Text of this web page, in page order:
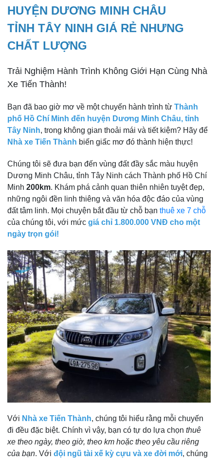
HUYỆN DƯƠNG MINH CHÂU
TỈNH TÂY NINH GIÁ RẺ NHƯNG
CHẤT LƯỢNG
Trải Nghiệm Hành Trình Không Giới Hạn Cùng Nhà
Xe Tiến Thành!
Bạn đã bao giờ mơ về một chuyến hành trình từ Thành
phố Hồ Chí Minh đến huyện Dương Minh Châu, tỉnh
Tây Ninh, trong không gian thoải mái và tiết kiệm? Hãy để
Nhà xe Tiến Thành biến giấc mơ đó thành hiện thực!
Chúng tôi sẽ đưa bạn đến vùng đất đầy sắc màu huyện
Dương Minh Châu, tỉnh Tây Ninh cách Thành phố Hồ Chí
Minh 200km. Khám phá cảnh quan thiên nhiên tuyệt đẹp,
những ngôi đền linh thiêng và văn hóa độc đáo của vùng
đất tâm linh. Mọi chuyện bắt đầu từ chỗ bạn thuê xe 7 chỗ
của chúng tôi, với mức giá chỉ 1.800.000 VNĐ cho một
ngày trọn gói!
Với Nhà xe Tiến Thành, chúng tôi hiểu rằng mỗi chuyến
đi đều đặc biệt. Chính vì vậy, bạn có tự do lựa chọn thuê
xe theo ngày, theo giờ, theo km hoặc theo yêu cầu riêng
của bạn. Với đội ngũ tài xế kỳ cựu và xe đời mới, chúng